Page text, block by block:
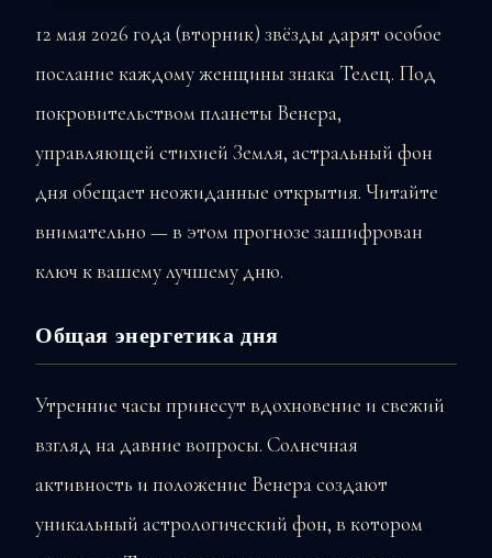
12 мая 2026 года (вторник) звёзды дарят особое
послание каждому женщины знака Телец. Под
покровительством планеты Венера,
управляющей стихией Земля, астральный фон
дня обещает неожиданные открытия. Читайте
внимательно — в этом прогнозе зашифрован
ключ к вашему лучшему дню.
Общая энергетика дня
Утренние часы принесут вдохновение и свежий
взгляд на давние вопросы. Солнечная
активность и положение Венера создают
уникальный астрологический фон, в котором